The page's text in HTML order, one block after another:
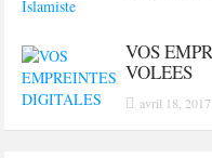
VOS
VOLEES
avril 18, 2017